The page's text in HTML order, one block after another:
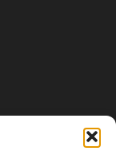
“liberamente” i